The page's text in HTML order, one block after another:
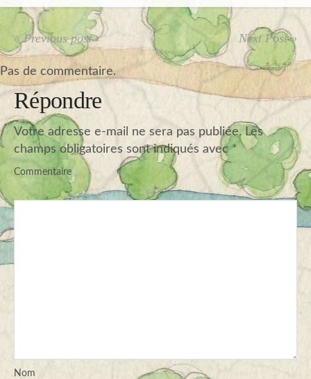
« Previous post Next Post »
Pas de commentaire.
Répondre
Votre adresse e-mail ne sera pas publiée. Les
champs obligatoires sont indiqués avec*
Commentaire
Nom